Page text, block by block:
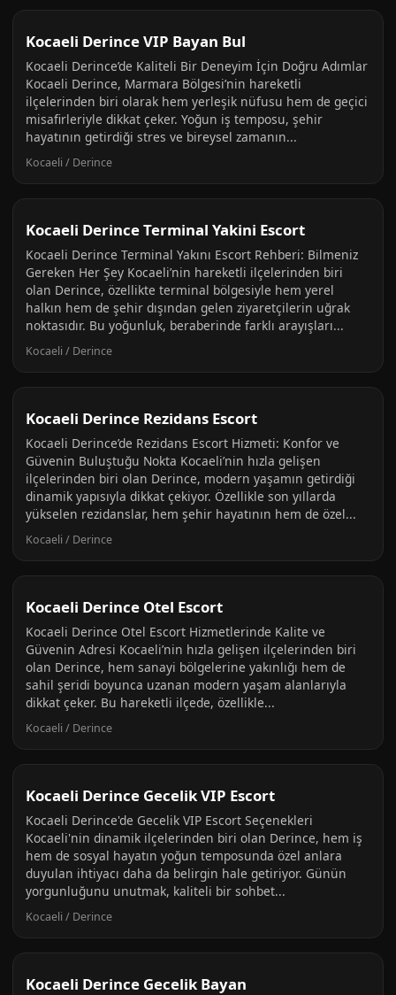
Kocaeli Derince VIP Bayan Bul
Kocaeli Derince’de Kaliteli Bir Deneyim İçin Doğru Adımlar
Kocaeli Derince, Marmara Bölgesi’nin hareketli
ilçelerinden biri olarak hem yerleşik nüfusu hem de geçici
misafirleriyle dikkat çeker. Yoğun iş temposu, şehir
hayatının getirdiği stres ve bireysel zamanın...
Kocaeli / Derince
Kocaeli Derince Terminal Yakini Escort
Kocaeli Derince Terminal Yakını Escort Rehberi: Bilmeniz
Gereken Her Şey Kocaeli’nin hareketli ilçelerinden biri
olan Derince, özellikte terminal bölgesiyle hem yerel
halkın hem de şehir dışından gelen ziyaretçilerin uğrak
noktasıdır. Bu yoğunluk, beraberinde farklı arayışları...
Kocaeli / Derince
Kocaeli Derince Rezidans Escort
Kocaeli Derince’de Rezidans Escort Hizmeti: Konfor ve
Güvenin Buluştuğu Nokta Kocaeli’nin hızla gelişen
ilçelerinden biri olan Derince, modern yaşamın getirdiği
dinamik yapısıyla dikkat çekiyor. Özellikle son yıllarda
yükselen rezidanslar, hem şehir hayatının hem de özel...
Kocaeli / Derince
Kocaeli Derince Otel Escort
Kocaeli Derince Otel Escort Hizmetlerinde Kalite ve
Güvenin Adresi Kocaeli’nin hızla gelişen ilçelerinden biri
olan Derince, hem sanayi bölgelerine yakınlığı hem de
sahil şeridi boyunca uzanan modern yaşam alanlarıyla
dikkat çeker. Bu hareketli ilçede, özellikle...
Kocaeli / Derince
Kocaeli Derince Gecelik VIP Escort
Kocaeli Derince'de Gecelik VIP Escort Seçenekleri
Kocaeli'nin dinamik ilçelerinden biri olan Derince, hem iş
hem de sosyal hayatın yoğun temposunda özel anlara
duyulan ihtiyacı daha da belirgin hale getiriyor. Günün
yorgunluğunu unutmak, kaliteli bir sohbet...
Kocaeli / Derince
Kocaeli Derince Gecelik Bayan